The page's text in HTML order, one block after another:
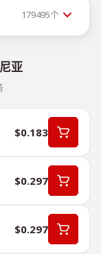
179495个
亚
$0.183
$0.297
$0.297